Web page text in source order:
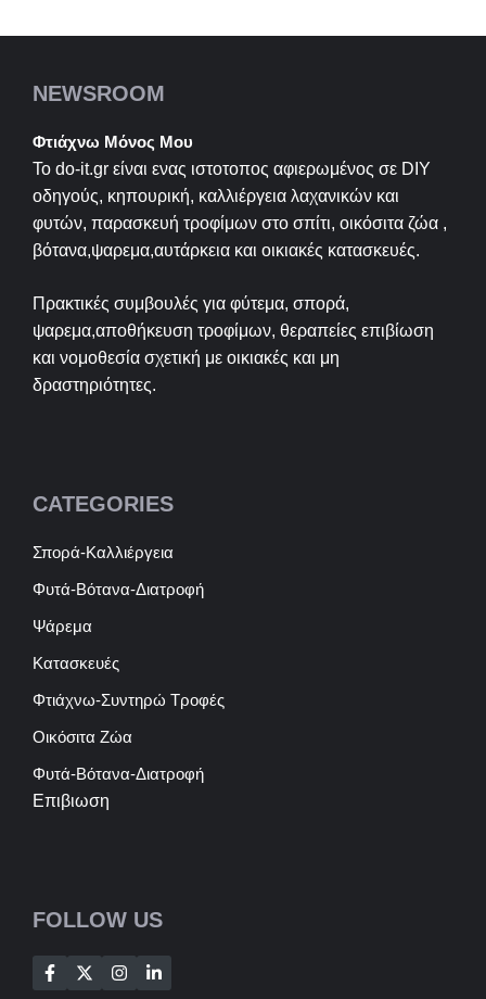
NEWSROOM
Φτιάχνω Μόνος Μου
Το do-it.gr είναι ενας ιστοτοπος αφιερωμένος σε DIY
οδηγούς, κηπουρική, καλλιέργεια λαχανικών και
φυτών, παρασκευή τροφίμων στο σπίτι, οικόσιτα ζώα ,
βότανα,ψαρεμα,αυτάρκεια και οικιακές κατασκευές.
Πρακτικές συμβουλές για φύτεμα, σπορά,
ψαρεμα,αποθήκευση τροφίμων, θεραπείες επιβίωση
και νομοθεσία σχετική με οικιακές και μη
δραστηριότητες.
CATEGORIES
Σπορά-Καλλιέργεια
Φυτά-Βότανα-Διατροφή
Ψάρεμα
Κατασκευές
Φτιάχνω-Συντηρώ Τροφές
Οικόσιτα Ζώα
Φυτά-Βότανα-Διατροφή
Επιβιωση
FOLLOW US